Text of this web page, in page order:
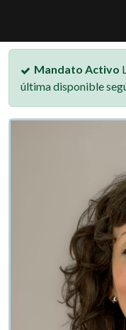
Mandato Activo
última disponible